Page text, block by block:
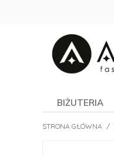
BIŻUTERIA
STRONA GŁÓWNA /